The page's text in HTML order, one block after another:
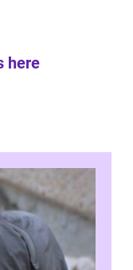
here